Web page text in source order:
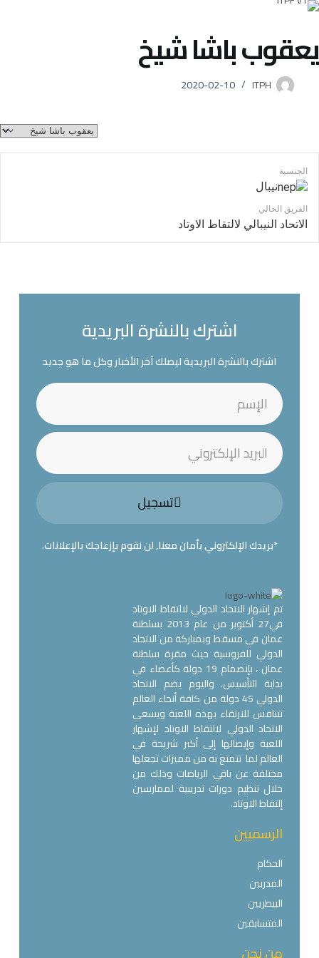
يعقوب باشا شيخ
ITPH
2020-02-10
الجنسية
نيبال
الفريق الحالي
الاتحاد النيبالي لالتقاط الاوتاد
اشترك بالنشرة البريدية
اشترك بالنشرة البريدية ليصلك آخر الأخبار وكل ما هو جديد
تسجيل
*بريدك الإلكتروني بأمان معنا, لن نقوم بإزعاجك بالإعلانات.
تم إشهار الاتحاد الدولي لالتقاط الاوتاد
في27 أكتوبر من عام 2013 بسلطنة
عمان في مسقط وبمباركة من الاتحاد
الدولي للفروسية حيث مقرة سلطنة
عمان ، بإنضمام 19 دولة كأعضاء في
بداية التأسيس. واليوم يضم الاتحاد
الدولي 45 دولة من كافة أنحاء العالم
تتنافس للارتقاء بهذه اللعبة ويسعى
الاتحاد الدولي لالتقاط الاوتاد لإشهار
اللعبة وإيصالها إلى أكبر شريحة في
العالم لما تتمتع به من مميزات تجعلها
مختلفة عن باقي الرياضات وذلك من
خلال تنظيم دورات تدريبية لممارسين
إلتقاط الاوتاد.
الرسميين
الحكام
المدربين
البيطريين
المتسابقين
من نحن